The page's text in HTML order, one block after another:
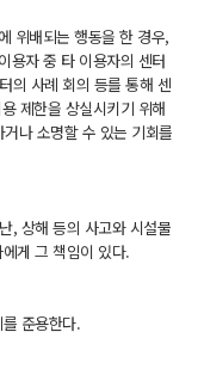
위배되는 행동을 한 경우,
용자 중 타 이용자의 센터
의 사례 회의 등를 통해 센
제한을 상실시키기 위해
나 소명할 수 있는 기회를
, 상해 등의 사고와 시설물
게 그 책임이 있다.
준용한다.